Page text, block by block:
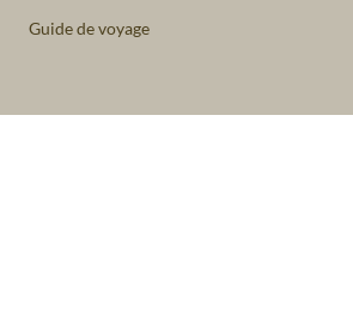
Guide de voyage